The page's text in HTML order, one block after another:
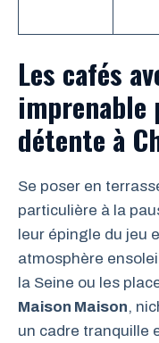
Les cafés
imprenable
détente à
Se poser en
particulière à la
leur épingle du jeu
atmosphère
la Seine ou les
Maison Maison,
un cadre tranquille